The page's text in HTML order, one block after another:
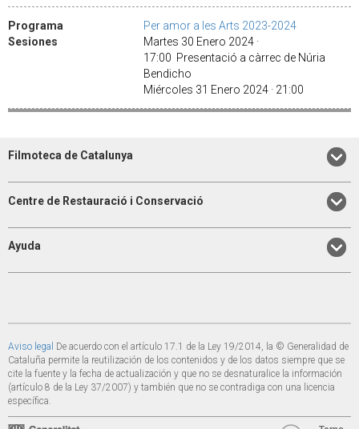
Programa
Per amor a les Arts 2023-2024
Sesiones
Martes 30 Enero 2024 ·
17:00 Presentació a càrrec de Núria
Bendicho
Miércoles 31 Enero 2024 · 21:00
Filmoteca de Catalunya
Centre de Restauració i Conservació
Ayuda
Aviso legal De acuerdo con el artículo 17.1 de la Ley 19/2014, la © Generalidad de
Cataluña permite la reutilización de los contenidos y de los datos siempre que se
cite la fuente y la fecha de actualización y que no se desnaturalice la información
(artículo 8 de la Ley 37/2007) y también que no se contradiga con una licencia
específica.